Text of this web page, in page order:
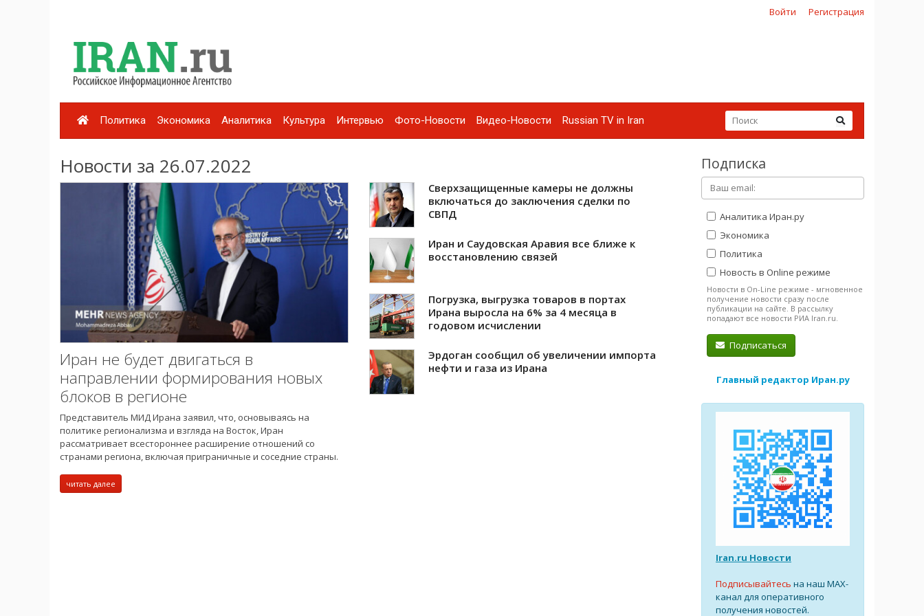
Войти Регистрация
Политика Экономика Аналитика Культура Интервью Фото-Новости Видео-Новости Russian TV in Iran
Новости за 26.07.2022
Иран не будет двигаться в
направлении формирования новых
блоков в регионе
Представитель МИД Ирана заявил, что, основываясь на
политике регионализма и взгляда на Восток, Иран
рассматривает всестороннее расширение отношений со
странами региона, включая приграничные и соседние страны.
читать далее
Сверхзащищенные камеры не должны
включаться до заключения сделки по
СВПД
Иран и Саудовская Аравия все ближе к
восстановлению связей
Погрузка, выгрузка товаров в портах
Ирана выросла на 6% за 4 месяца в
годовом исчислении
Эрдоган сообщил об увеличении импорта
нефти и газа из Ирана
Подписка
Аналитика Иран.ру
Экономика
Политика
Новость в Online режиме
Новости в On-Line режиме - мгновенное
получение новости сразу после
публикации на сайте. В рассылку
попадают все новости РИА Iran.ru.
Подписаться
Главный редактор Иран.ру
Iran.ru Новости
Подписывайтесь на наш MAX-
канал для оперативного
получения новостей.